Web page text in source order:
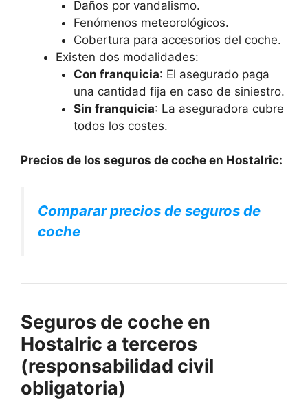
Daños por vandalismo.
Fenómenos meteorológicos.
Cobertura para accesorios del coche.
Existen dos modalidades:
Con franquicia: El asegurado paga
una cantidad fija en caso de siniestro.
Sin franquicia: La aseguradora cubre
todos los costes.
Precios de los seguros de coche en Hostalric:
Comparar precios de seguros de
coche
Seguros de coche en
Hostalric a terceros
(responsabilidad civil
obligatoria)